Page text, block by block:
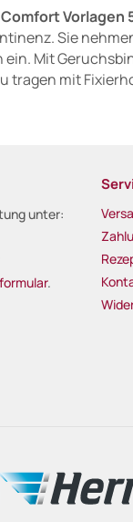
Vorlagen
Sie
ein. Mit
tragen mit
unter:
.